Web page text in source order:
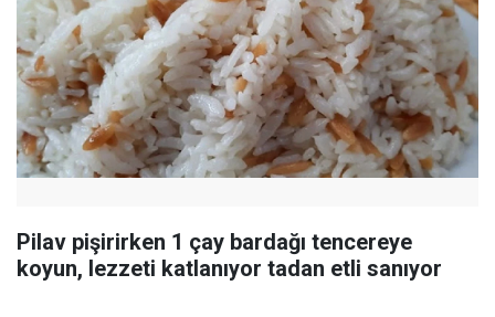
Pilav pişirirken 1 çay bardağı tencereye
koyun, lezzeti katlanıyor tadan etli sanıyor